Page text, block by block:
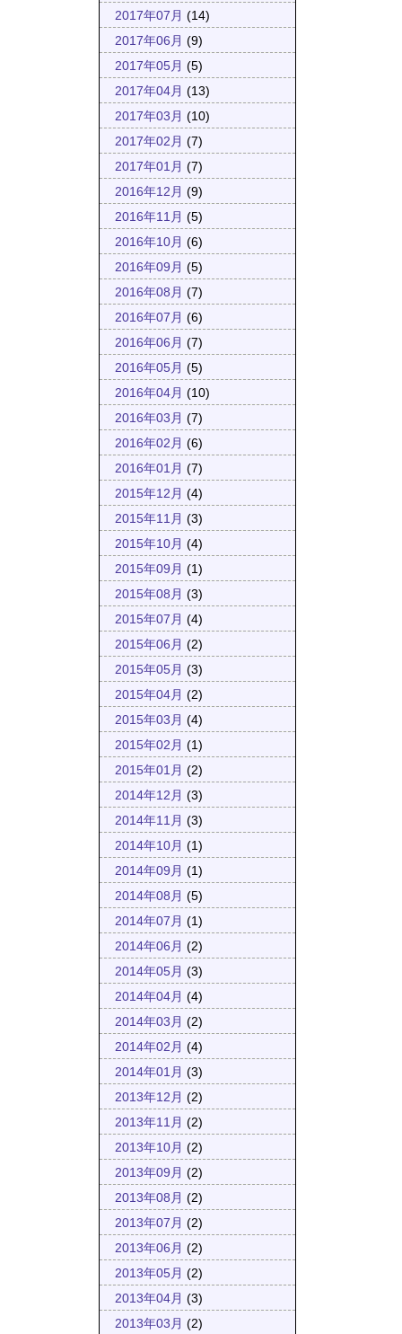
2017年07月 (14)
2017年06月 (9)
2017年05月 (5)
2017年04月 (13)
2017年03月 (10)
2017年02月 (7)
2017年01月 (7)
2016年12月 (9)
2016年11月 (5)
2016年10月 (6)
2016年09月 (5)
2016年08月 (7)
2016年07月 (6)
2016年06月 (7)
2016年05月 (5)
2016年04月 (10)
2016年03月 (7)
2016年02月 (6)
2016年01月 (7)
2015年12月 (4)
2015年11月 (3)
2015年10月 (4)
2015年09月 (1)
2015年08月 (3)
2015年07月 (4)
2015年06月 (2)
2015年05月 (3)
2015年04月 (2)
2015年03月 (4)
2015年02月 (1)
2015年01月 (2)
2014年12月 (3)
2014年11月 (3)
2014年10月 (1)
2014年09月 (1)
2014年08月 (5)
2014年07月 (1)
2014年06月 (2)
2014年05月 (3)
2014年04月 (4)
2014年03月 (2)
2014年02月 (4)
2014年01月 (3)
2013年12月 (2)
2013年11月 (2)
2013年10月 (2)
2013年09月 (2)
2013年08月 (2)
2013年07月 (2)
2013年06月 (2)
2013年05月 (2)
2013年04月 (3)
2013年03月 (2)